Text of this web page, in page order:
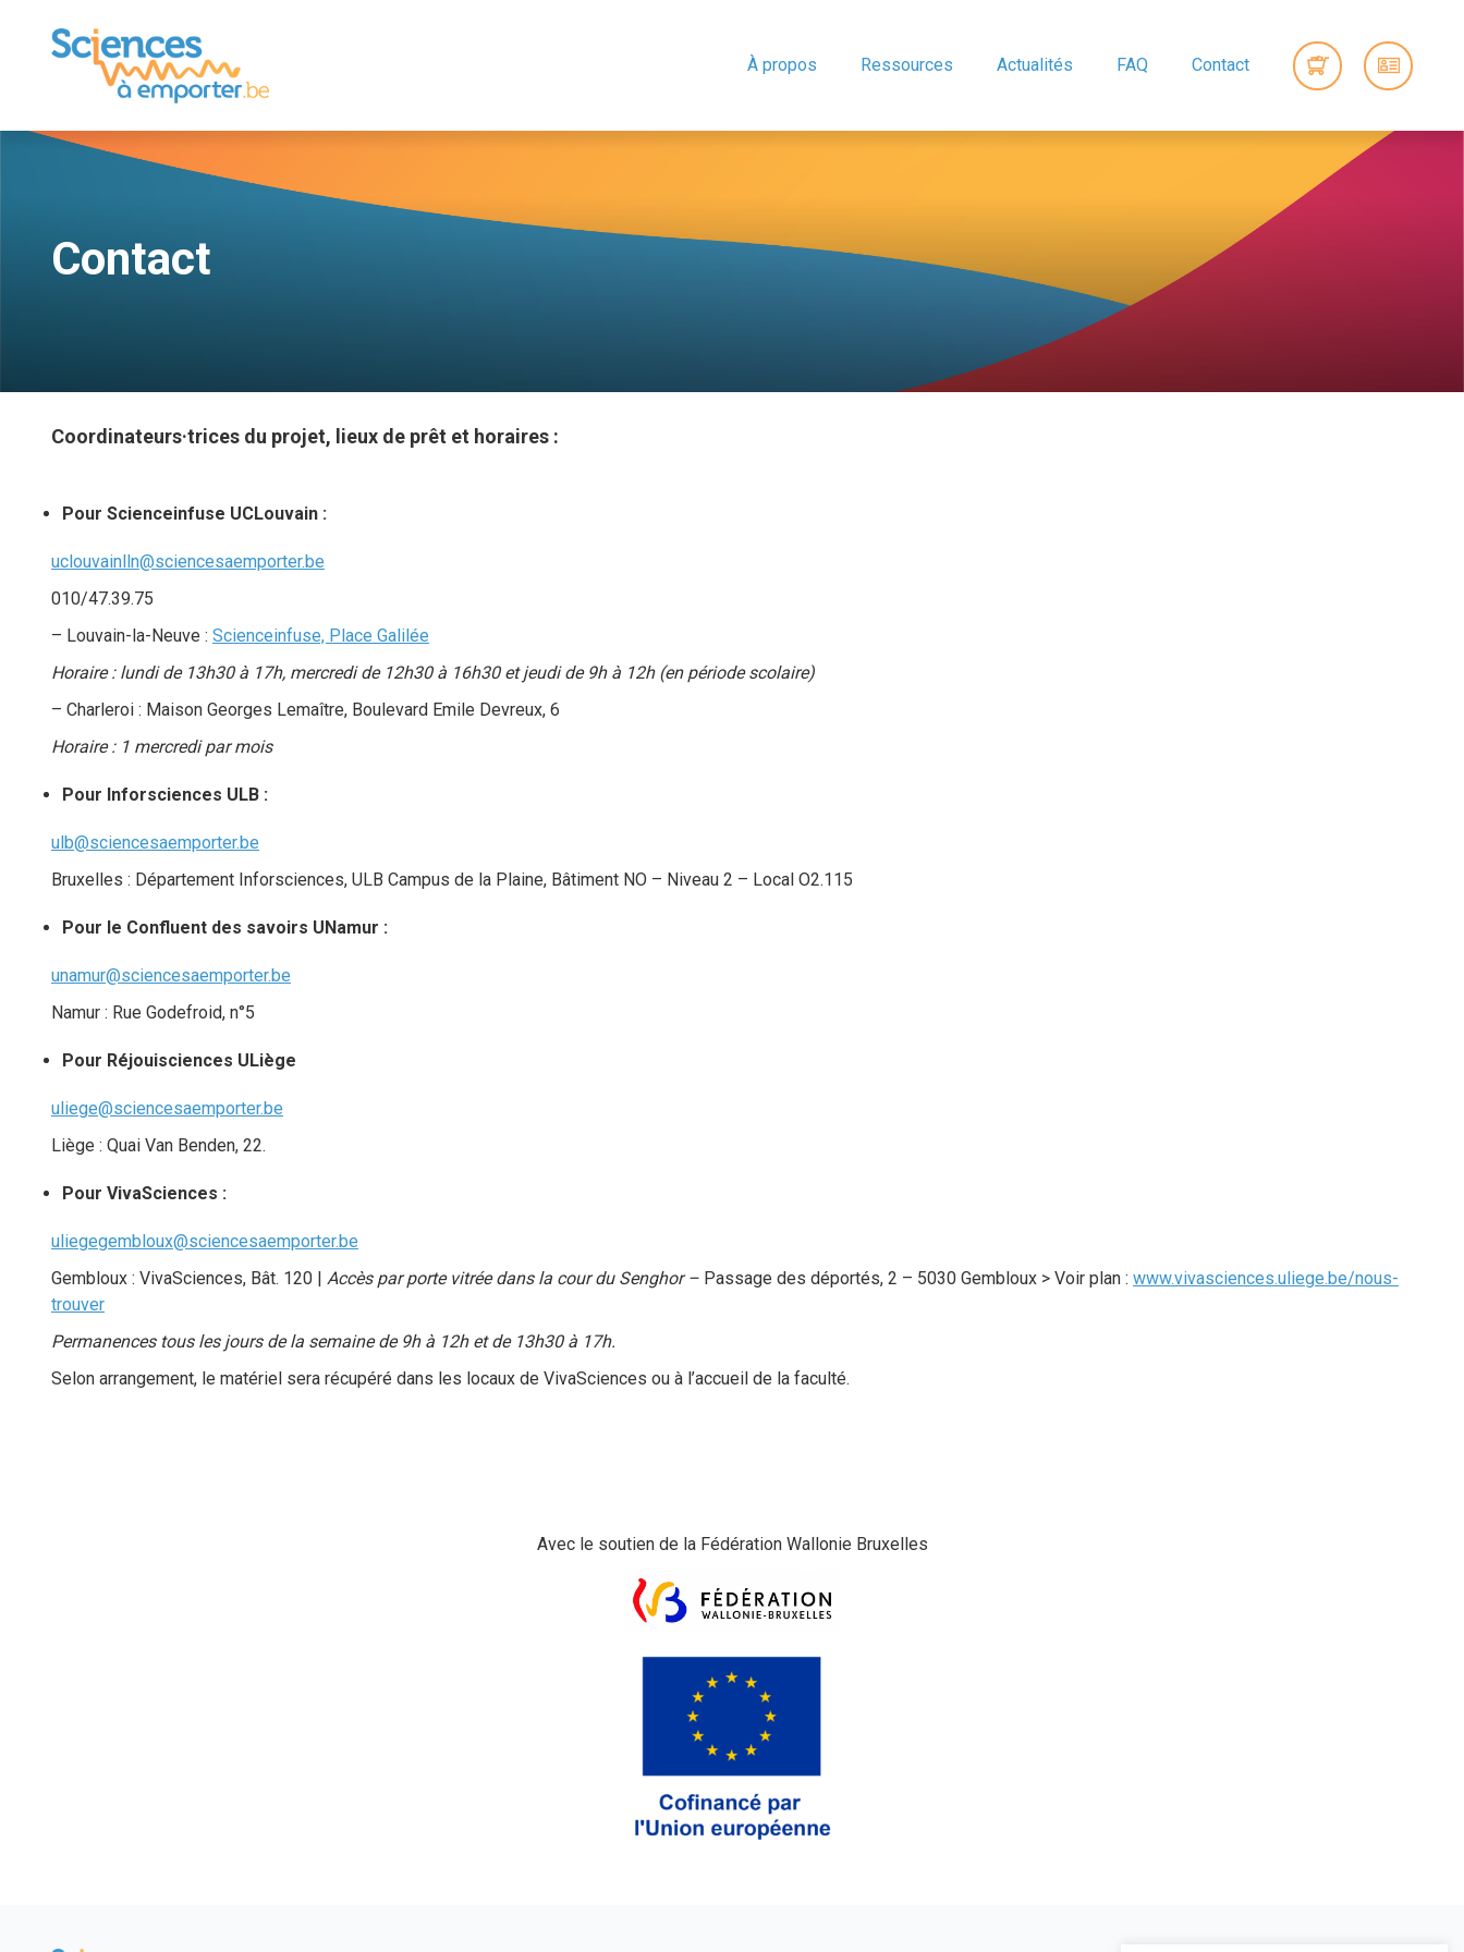
À propos Ressources Actualités FAQ Contact
Contact
Coordinateurs·trices du projet, lieux de prêt et horaires :
Pour Scienceinfuse UCLouvain :
uclouvainlln@sciencesaemporter.be
010/47.39.75
– Louvain-la-Neuve : Scienceinfuse, Place Galilée
Horaire : lundi de 13h30 à 17h, mercredi de 12h30 à 16h30 et jeudi de 9h à 12h (en période scolaire)
– Charleroi : Maison Georges Lemaître, Boulevard Emile Devreux, 6
Horaire : 1 mercredi par mois
Pour Inforsciences ULB :
ulb@sciencesaemporter.be
Bruxelles : Département Inforsciences, ULB Campus de la Plaine, Bâtiment NO – Niveau 2 – Local O2.115
Pour le Confluent des savoirs UNamur :
unamur@sciencesaemporter.be
Namur : Rue Godefroid, n°5
Pour Réjouisciences ULiège
uliege@sciencesaemporter.be
Liège : Quai Van Benden, 22.
Pour VivaSciences :
uliegegembloux@sciencesaemporter.be
Gembloux : VivaSciences, Bât. 120 | Accès par porte vitrée dans la cour du Senghor – Passage des déportés, 2 – 5030 Gembloux > Voir plan : www.vivasciences.uliege.be/nous-
trouver
Permanences tous les jours de la semaine de 9h à 12h et de 13h30 à 17h.
Selon arrangement, le matériel sera récupéré dans les locaux de VivaSciences ou à l’accueil de la faculté.
Avec le soutien de la Fédération Wallonie Bruxelles